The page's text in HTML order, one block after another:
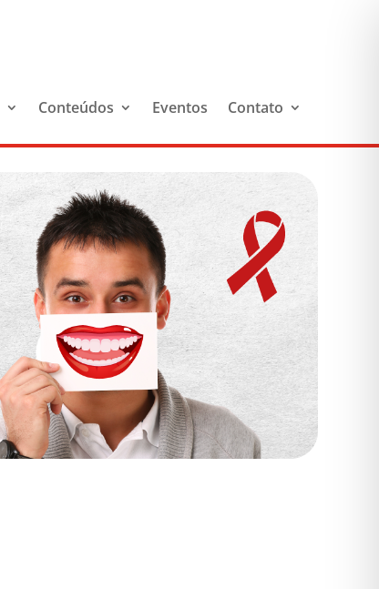
Conteúdos Eventos Contato